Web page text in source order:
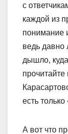
с
каждой из
понимание
ведь давно
дышло,
прочитайте
есть
А вот что